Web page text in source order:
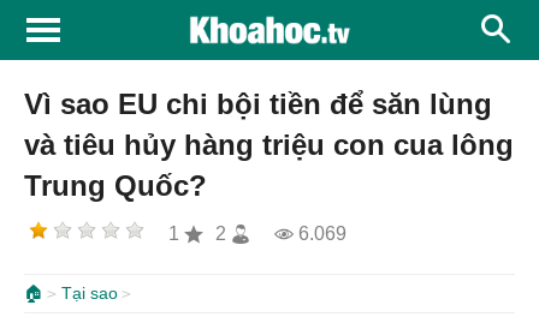
Vì sao EU chi bội tiền để săn lùng
và tiêu hủy hàng triệu con cua lông
Trung Quốc?
1 2 6.069
🏠 Tại sao